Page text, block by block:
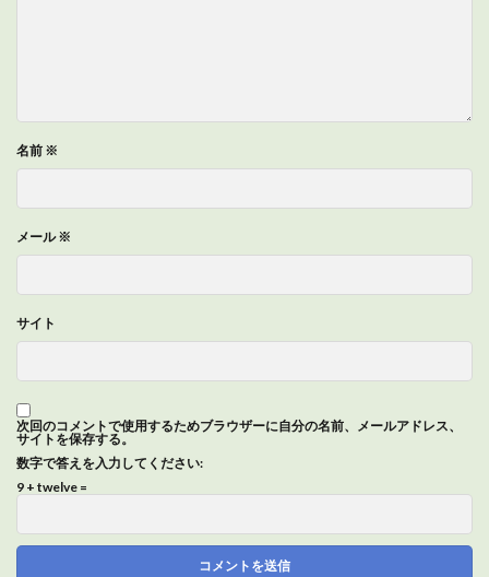
名前 ※
メール※
サイト
次回のコメントで使用するためブラウザーに自分の名前、メールアドレス、
サイトを保存する。
数字で答えを入力してください:
9 + twelve =